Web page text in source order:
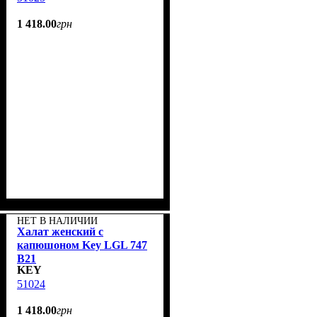
1 418.00грн
НЕТ В НАЛИЧИИ
Халат женский с
капюшоном Key LGL 747
B21
KEY
51024
1 418.00грн